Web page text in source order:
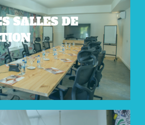
SALLES DE